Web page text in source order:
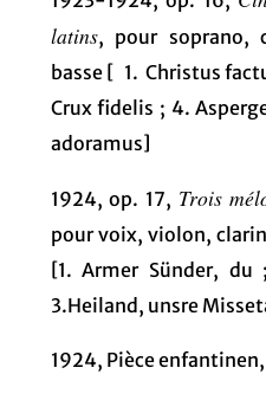
latins, pour soprano,
basse [ 1. Christus
Crux fidelis ; 4.
adoramus]
1924, op. 17, Trois
pour voix, violon,
[1. Armer Sünder,
3.Heiland, unsre
1924, Pièce